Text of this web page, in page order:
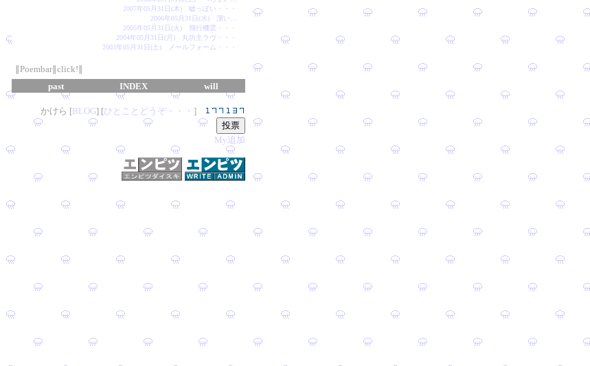
2007年05月31日(木) 嘘っぽい・・・
2006年05月31日(水) 潔い…
2005年05月31日(火) 飛行機雲・・・
2004年05月31日(月) 丸坊主ラヴ・・・
2003年05月31日(土) メールフォーム・・・
∥Poembar∥click!∥
past
INDEX will
かけら [BLOG] [ひとことどうぞ・・・ ］
My追加